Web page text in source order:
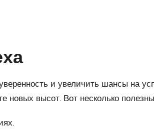
и увеличить шансы на
новых высот. Вот несколько